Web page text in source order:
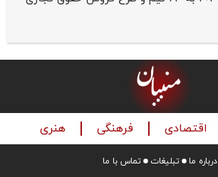
اقتصادی فرهنگی هنری
درباره ما تبلیغات تماس با ما